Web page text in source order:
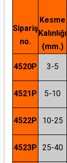
Sipariş
no.
Kesme
Kalınlığı
(mm.)
4520P 3-5
4521P 5-10
4522P 10-25
4523P 25-40